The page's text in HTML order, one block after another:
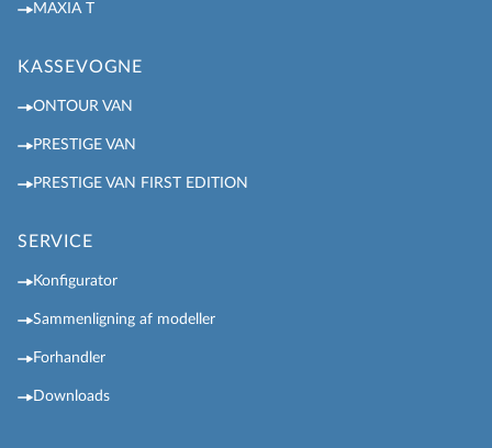
MAXIA T
KASSEVOGNE
ONTOUR VAN
PRESTIGE VAN
PRESTIGE VAN FIRST EDITION
SERVICE
Konfigurator
Sammenligning af modeller
Forhandler
Downloads